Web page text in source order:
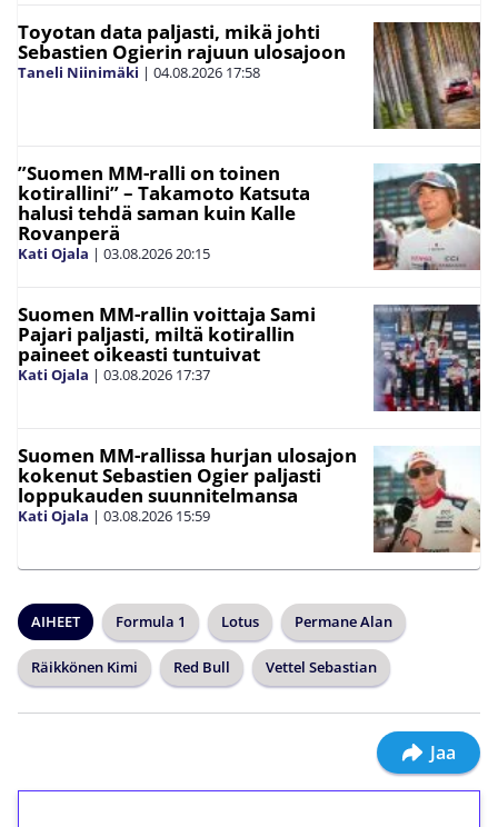
Toyotan data paljasti, mikä johti
Sebastien Ogierin rajuun ulosajoon
Taneli Niinimäki | 04.08.2026 17:58
”Suomen MM-ralli on toinen
kotirallini” – Takamoto Katsuta
halusi tehdä saman kuin Kalle
Rovanperä
Kati Ojala | 03.08.202620:15
Suomen MM-rallin voittaja Sami
Pajari paljasti, miltä kotirallin
paineet oikeasti tuntuivat
Kati Ojala | 03.08.2026 17:37
Suomen MM-rallissa hurjan ulosajon
kokenut Sebastien Ogier paljasti
loppukauden suunnitelmansa
Kati Ojala | 03.08.2026 15:59
AIHEET Formula 1 Lotus Permane Alan
Räikkönen Kimi Red Bull Vettel Sebastian
Jaa